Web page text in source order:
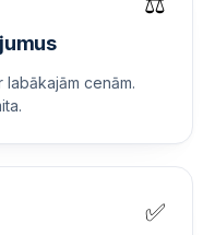
cenām.
✅